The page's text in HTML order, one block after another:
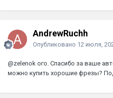
AndrewRuchh
Опубликовано 12 июля,
@zelenok ого. Спасибо за ваше
можно купить хорошие фрезы?